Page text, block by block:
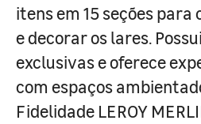
itens em 15 seções
e decorar os lares.
exclusivas e oferece
com espaços
Fidelidade LEROY